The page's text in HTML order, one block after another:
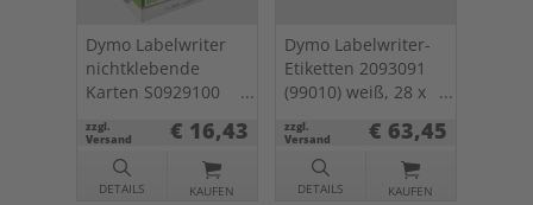
Dymo Labelwriter
nichtklebende
Karten S0929100
300 St.
zzgl.
Versand
€ 16,43
DETAILS KAUFEN
Dymo Labelwriter-
Etiketten 2093091
(99010) weiß, 28 x
zzgl.
Versand
€ 63,45
DETAILS KAUFEN